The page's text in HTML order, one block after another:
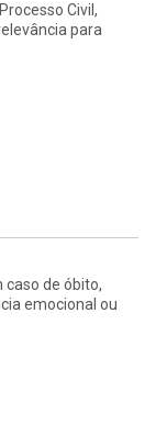
Civil,
para
caso de óbito,
emocional ou